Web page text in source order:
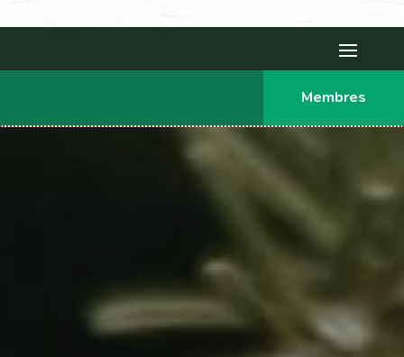
Membres